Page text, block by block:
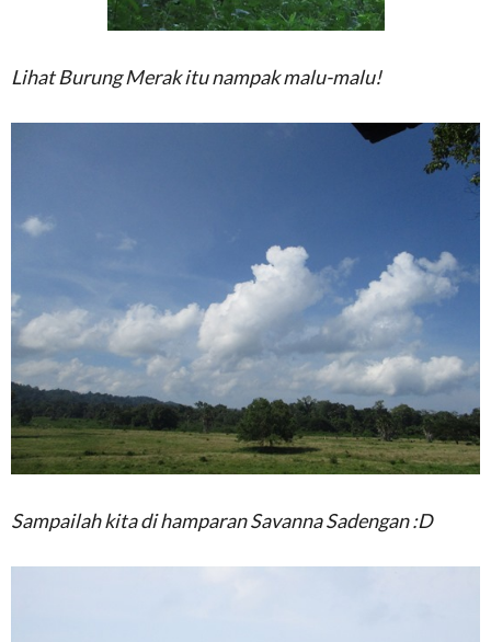
Lihat Burung Merak itu nampak malu-malu!
Sampailah kita di hamparan Savanna Sadengan :D